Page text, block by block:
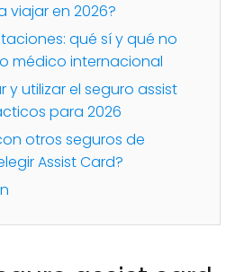
viajar en 2026?
qué sí y qué no
médico internacional
utilizar el seguro assist
para 2026
otros seguros de
Assist Card?